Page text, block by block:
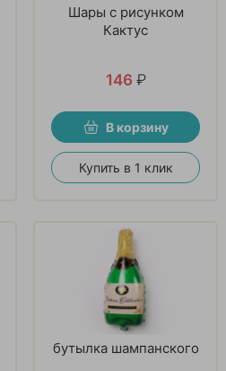
Шары с рисунком
Кактус
146 ₽
В корзину
Купить в 1 клик
бутылка шампанского